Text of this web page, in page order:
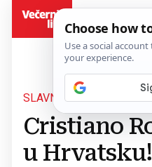
SLAVNI PORTUGALAC
Cristiano
u Hrvatsku!